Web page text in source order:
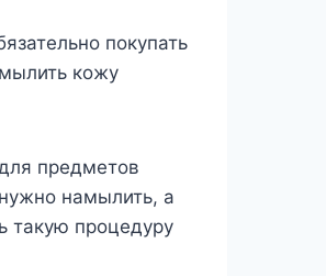
покупать
кожу
предметов
намылить, а
такую процедуру